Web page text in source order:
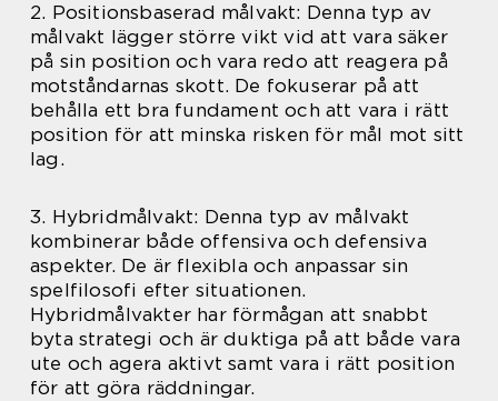
2. Positionsbaserad målvakt: Denna typ av
målvakt lägger större vikt vid att vara säker
på sin position och vara redo att reagera på
motståndarnas skott. De fokuserar på att
behålla ett bra fundament och att vara i rätt
position för att minska risken för mål mot sitt
lag.
3. Hybridmålvakt: Denna typ av målvakt
kombinerar både offensiva och defensiva
aspekter. De är flexibla och anpassar sin
spelfilosofi efter situationen.
Hybridmålvakter har förmågan att snabbt
byta strategi och är duktiga på att både vara
ute och agera aktivt samt vara i rätt position
för att göra räddningar.